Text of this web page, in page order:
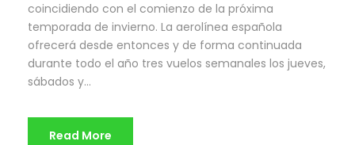
coincidiendo con el comienzo de la próxima
temporada de invierno. La aerolínea española
ofrecerá desde entonces y de forma continuada
durante todo el año tres vuelos semanales los jueves,
sábados y...
Read More